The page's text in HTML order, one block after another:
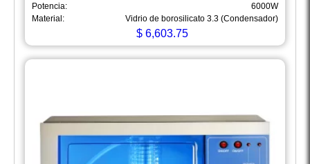
Potencia:
6000W
Material:
Vidrio de borosilicato 3.3 (Condensador)
$6,603.75